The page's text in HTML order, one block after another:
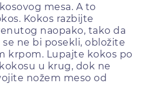
mesa. A to
Kokos razbijte
naopako, tako da
ne bi posekli, obložite
krpom. Lupajte kokos po
u krug, dok ne
nožem meso od